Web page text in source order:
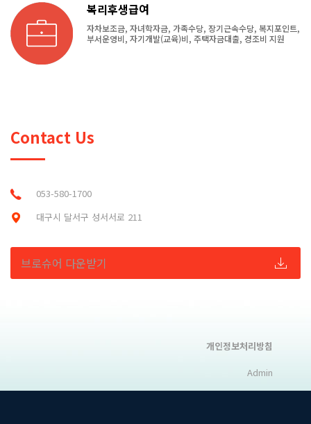
복리후생급여
자차보조금, 자녀학자금, 가족수당, 장기근속수당, 복지포인트,
부서운영비, 자기개발(교육)비, 주택자금대출, 경조비 지원
Contact Us
053-580-1700
대구시 달서구 성서서로 211
개인정보처리방침
Admin
브로슈어 다운받기